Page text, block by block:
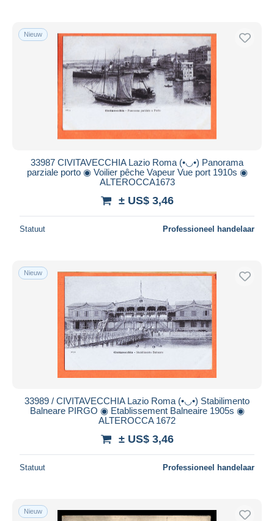
Nieuw
33987 CIVITAVECCHIA Lazio Roma (•◡•) Panorama
parziale porto ◉ Voilier pêche Vapeur Vue port 1910s ◉
ALTEROCCA1673
± US$ 3,46
Statuut Professioneel handelaar
Nieuw
33989 / CIVITAVECCHIA Lazio Roma (•◡•) Stabilimento
Balneare PIRGO ◉ Etablissement Balneaire 1905s ◉
ALTEROCCA 1672
± US$ 3,46
Statuut Professioneel handelaar
Nieuw